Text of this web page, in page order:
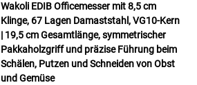
Wakoli EDIB Officemesser mit 8,5 cm
Klinge, 67 Lagen Damaststahl, VG10-Kern
| 19,5 cm Gesamtlänge, symmetrischer
Pakkaholzgriff und präzise Führung beim
Schälen, Putzen und Schneiden von Obst
und Gemüse